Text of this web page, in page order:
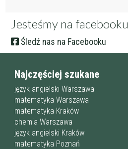
Jesteśmy na facebooku
Śledź nas na Facebooku
Najczęściej szukane
język angielski Warszawa
matematyka Warszawa
matematyka Kraków
chemia Warszawa
język angielski Kraków
matematyka Poznań